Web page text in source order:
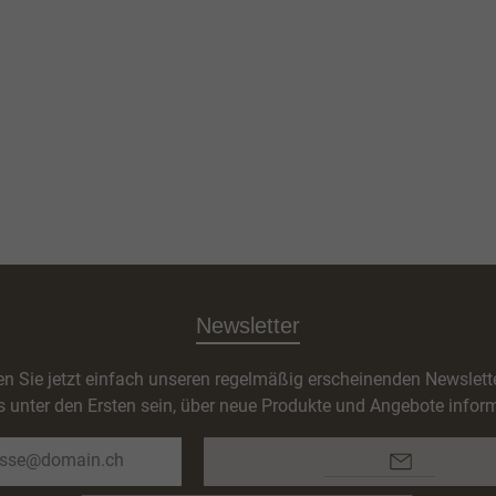
Newsletter
Sie jetzt einfach unseren regelmäßig erscheinenden
unter den Ersten sein, über neue Produkte und Angebote
Mail-
Adresse*